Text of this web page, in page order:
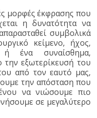
μορφές έκφρασης που
η δυνατότητα να
συμβολικά
κείμενο, ήχος,
ένα συναίσθημα,
την εξωτερίκευσή του
από τον εαυτό μας,
την απόσταση που
να νιώσουμε πιο
σε μεγαλύτερο